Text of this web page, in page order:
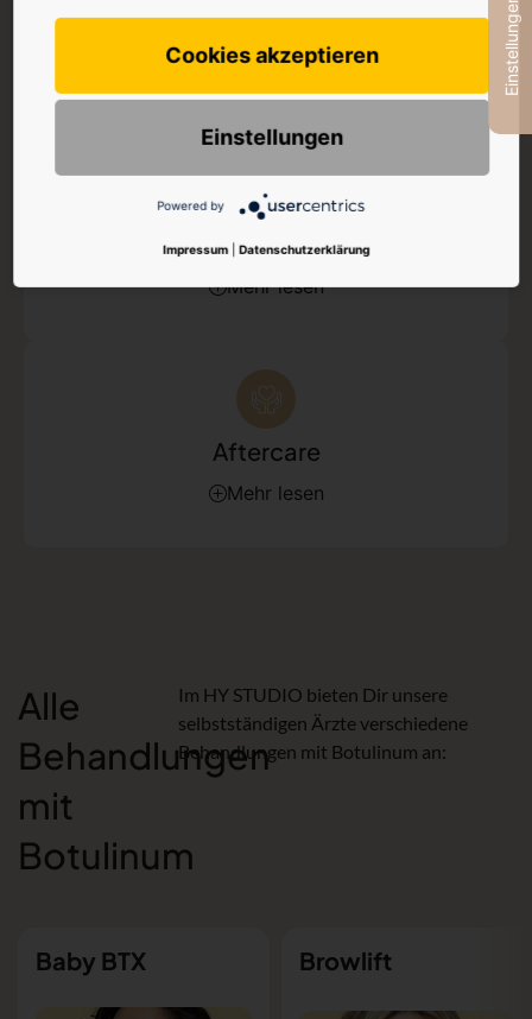
Sport
Mehr lesen
Aftercare
Mehr lesen
Alle
Behandlungen
mit
Botulinum
Im HY STUDIO bieten Dir unsere
selbstständigen Ärzte verschiedene
Behandlungen mit Botulinum an:
Baby BTX Browlift
Einstellungen
Cookies akzeptieren
Einstellungen
Powered by
Impressum Datenschutzerklärung